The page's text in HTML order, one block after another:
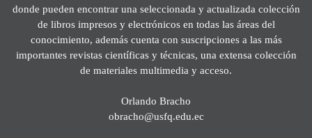
donde pueden encontrar una seleccionada y actualizada colección
de libros impresos y electrónicos en todas las áreas del
conocimiento, además cuenta con suscripciones a las más
importantes revistas científicas y técnicas, una extensa colección
de materiales multimedia y acceso.
Orlando Bracho
obracho@usfq.edu.ec